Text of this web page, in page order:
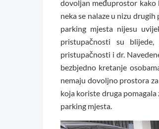
dovoljan međuprostor
neka se nalaze u nizu
parking mjesta nijesu
pristupačnosti su
pristupačnosti i dr.
bezbjedno kretanje
nemaju dovoljno prostora
koja koriste druga
parking mjesta.